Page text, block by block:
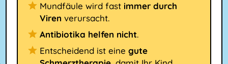
Mundfäule wird fast immer durch
Virenverursacht.
Antibiotika helfen nicht.
Entscheidend ist einegute